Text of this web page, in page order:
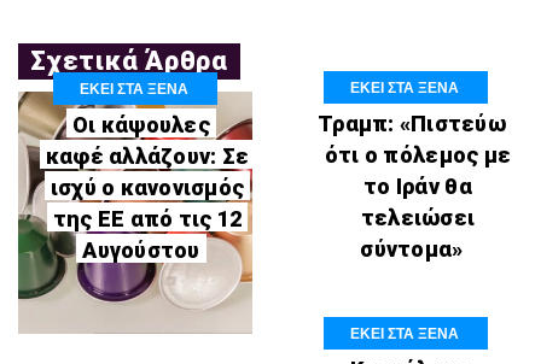
Σχετικά Άρθρα
ΕΚΕΙ ΣΤΑ ΞΕΝΑ
Οι κάψουλες
καφέ αλλάζουν: Σε
ισχύ ο κανονισμός
της ΕΕ από τις 12
Αυγούστου
ΕΚΕΙ ΣΤΑ ΞΕΝΑ
Τραμπ: «Πιστεύω
ότι ο πόλεμος με
το Ιράν θα
τελειώσει
σύντομα»
ΕΚΕΙ ΣΤΑ ΞΕΝΑ